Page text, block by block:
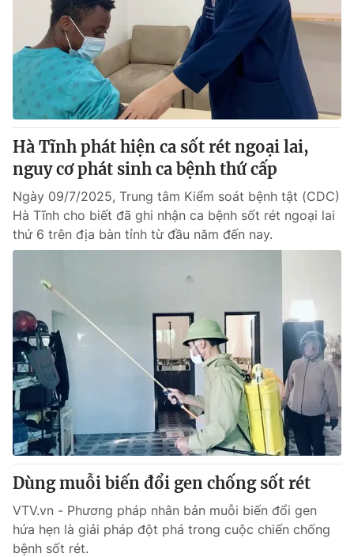
Hà Tĩnh phát hiện ca sốt rét ngoại lai,
nguy cơ phát sinh ca bệnh thứ cấp
Ngày 09/7/2025, Trung tâm Kiểm soát bệnh tật (CDC)
Hà Tĩnh cho biết đã ghi nhận ca bệnh sốt rét ngoại lai
thứ 6 trên địa bàn tỉnh từ đầu năm đến nay.
Dùng muỗi biến đổi gen chống sốt rét
VTV.vn - Phương pháp nhân bản muỗi biến đổi gen
hứa hẹn là giải pháp đột phá trong cuộc chiến chống
bệnh sốt rét.